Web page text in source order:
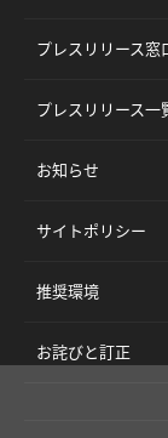
プレスリリース窓
プレスリリース一
お知らせ
サイトポリシー
推奨環境
お詫びと訂正